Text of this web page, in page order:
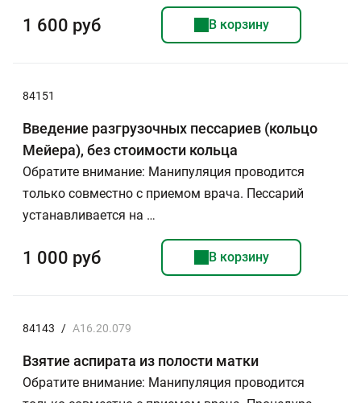
1 600 руб В корзину
84151
Введение разгрузочных пессариев (кольцо
Мейера), без стоимости кольца
Обратите внимание: Манипуляция проводится
только совместно с приемом врача. Пессарий
устанавливается на …
1 000 руб В корзину
84143 / А16.20.079
Взятие аспирата из полости матки
Обратите внимание: Манипуляция проводится